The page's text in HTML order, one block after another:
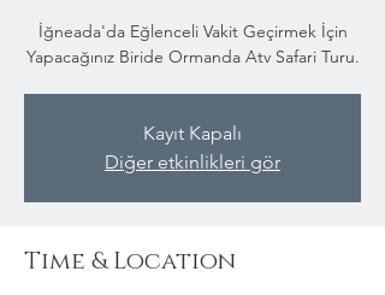
İğneada'da Eğlenceli Vakit Geçirmek İçin
Yapacağınız Biride Ormanda Atv Safari Turu.
Kayıt Kapalı
Diğer etkinlikleri gör
Time & Location